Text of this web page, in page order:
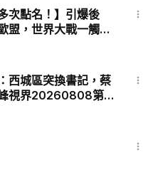
道，幫助這個頻道成長！
動，試看
次點名！】引爆後
盟，世界大戰一觸即
西城區突換書記，蔡
視界20260808第